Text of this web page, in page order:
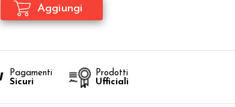
Pagamenti
Sicuri
Prodotti
Ufficiali